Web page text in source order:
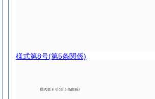
様式第8号(第5条関係)